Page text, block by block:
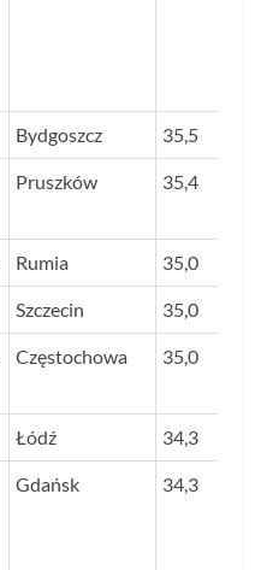
Bydgoszcz 35,5
Pruszków 35,4
Rumia 35,0
Szczecin 35,0
Częstochowa 35,0
Łódź 34,3
Gdańsk 34,3